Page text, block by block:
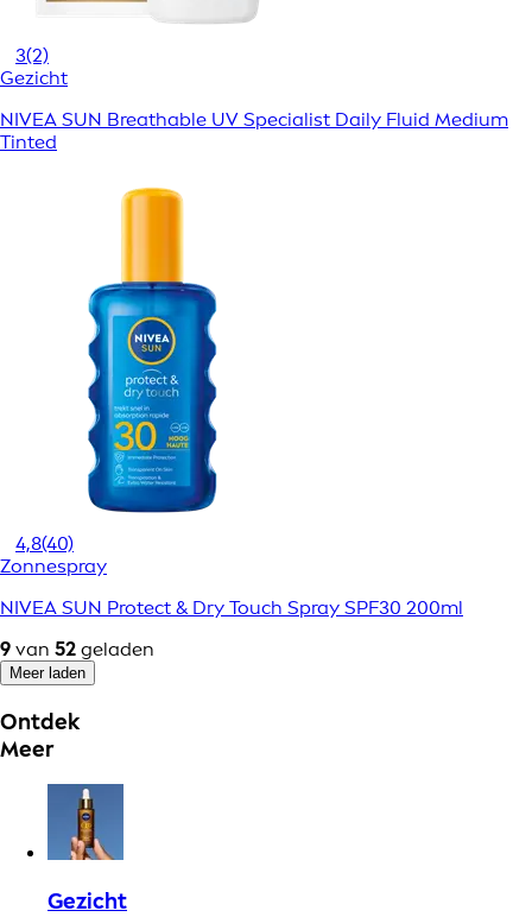
3(2)
Gezicht
NIVEA SUN Breathable UV Specialist Daily Fluid Medium
Tinted
4,8(40)
Zonnespray
NIVEA SUN Protect & Dry Touch Spray SPF30 200ml
9 van 52 geladen
Meer laden
Ontdek
Meer
Gezicht